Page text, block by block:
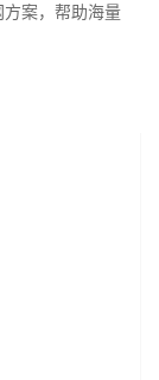
案，帮助海量